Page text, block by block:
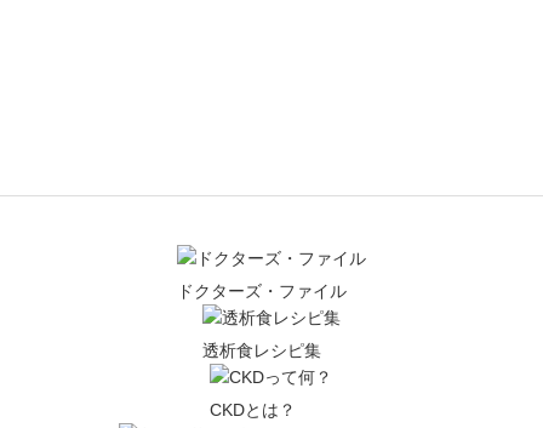
ドクターズ・ファイル
透析食レシピ集
CKDとは？